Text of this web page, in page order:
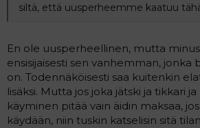
siltä, että uusperheemme kaatuu
En ole uusperheellinen, mutta
ensisijaisesti sen vanhemman, jonka
on. Todennäköisesti saa kuitenkin
lisäksi. Mutta jos joka jätski ja tikkari
käyminen pitää vain äidin maksaa, jos
käydään, niin tuskin katselisin sitä